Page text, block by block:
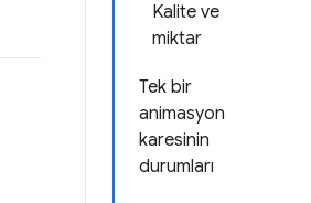
Kalite ve
miktar
Tek bir
animasyon
karesinin
durumları